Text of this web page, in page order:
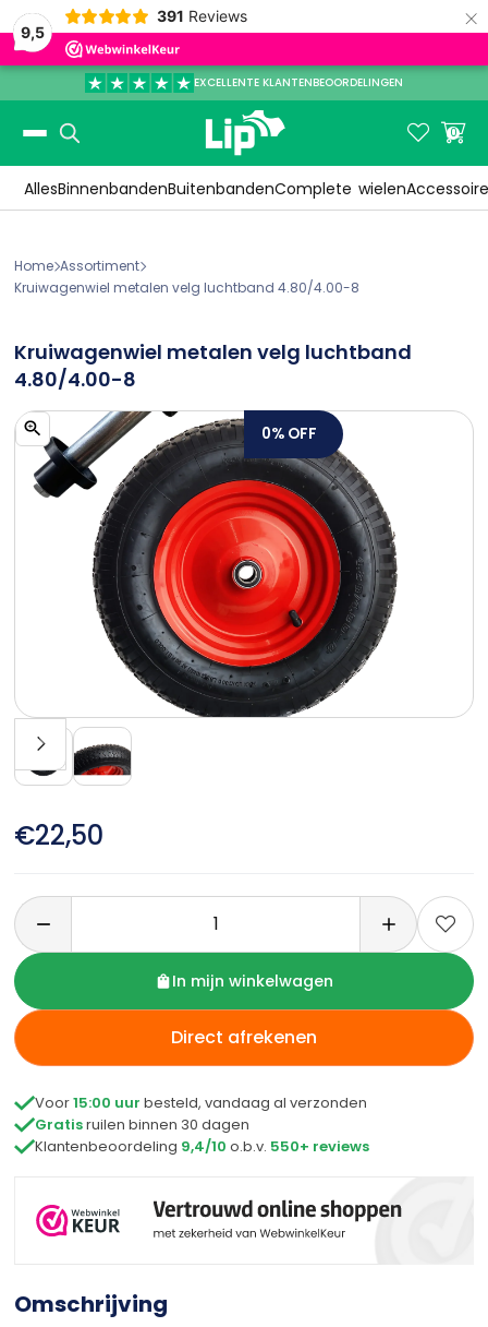
9,5
391 Reviews ×
EXCELLENTE KLANTENBEOORDELINGEN
Slide 3 of 3.
 
0
AllesBinnenbandenBuitenbandenComplete wielen
HomeAssortiment
Kruiwagenwiel metalen velg luchtband 4.80/4.00-8
Kruiwagenwiel metalen velg luchtband
4.80/4.00-8
0% OFF
€22,50

In mijn winkelwagen
Direct afrekenen
Voor15:00 uur besteld, vandaag al verzonden
Gratisruilen binnen 30 dagen
Klantenbeoordeling 9,4/10 o.b.v. 550+ reviews
Omschrijving